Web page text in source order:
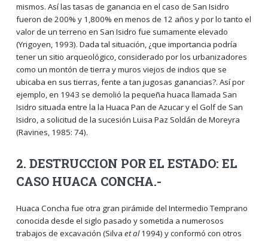
mismos. Así las tasas de ganancia en el caso de San Isidro
fueron de 200% y 1,800% en menos de 12 años y por lo tanto el
valor de un terreno en San Isidro fue sumamente elevado
(Yrigoyen, 1993). Dada tal situación, ¿que importancia podría
tener un sitio arqueológico, considerado por los urbanizadores
como un montón de tierra y muros viejos de indios que se
ubicaba en sus tierras, fente a tan jugosas ganancias?. Así por
ejemplo, en 1943 se demolió la pequeña huaca llamada San
Isidro situada entre la la Huaca Pan de Azucar y el Golf de San
Isidro, a solicitud de la sucesión Luisa Paz Soldán de Moreyra
(Ravines, 1985: 74).
2. DESTRUCCION POR EL ESTADO: EL
CASO HUACA CONCHA.-
Huaca Concha fue otra gran pirámide del Intermedio Temprano
conocida desde el siglo pasado y sometida a numerosos
trabajos de excavación (Silva et al1994) y conformó con otros